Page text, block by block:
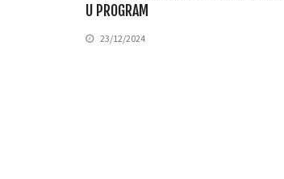
U PROGRAM
23/12/2024